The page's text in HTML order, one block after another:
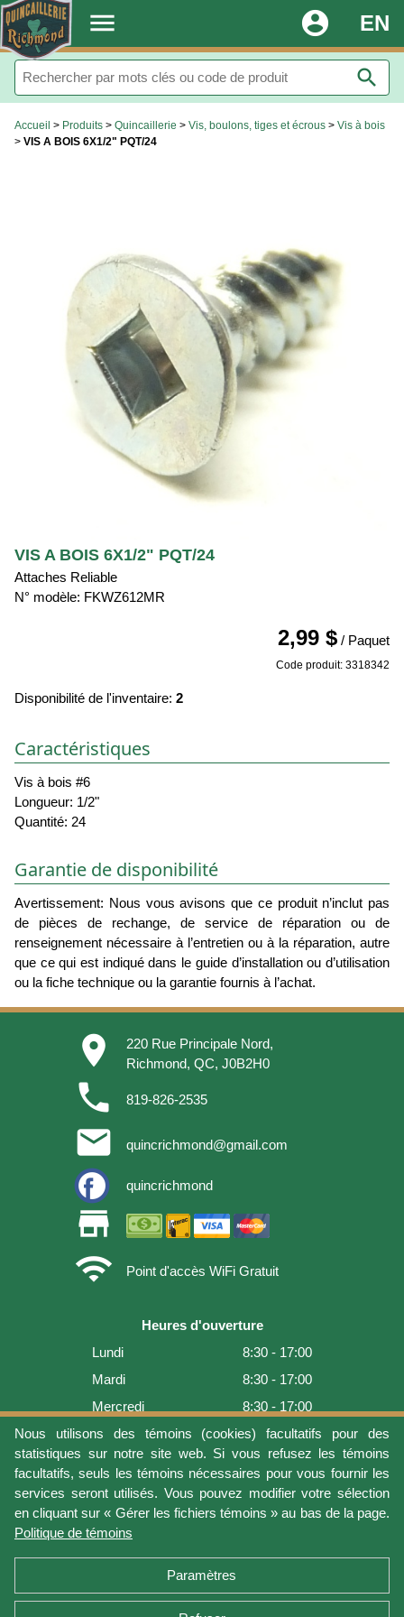
. menu EN
account_circle
search
Nous utilisons des témoins (cookies) facultatifs pour des
statistiques sur notre site web. Si vous refusez les témoins
facultatifs, seuls les témoins nécessaires pour vous fournir les
services seront utilisés. Vous pouvez modifier votre sélection
en cliquant sur « Gérer les fichiers témoins » au bas de la page.
Politique de témoins
Paramètres
Accueil > Produits > Quincaillerie > Vis, boulons, tiges et écrous > Vis à bois
> VIS A BOIS 6X1/2" PQT/24
VIS A BOIS 6X1/2" PQT/24
Attaches Reliable
N° modèle: FKWZ612MR
2,99 $ / Paquet
Code produit: 3318342
Disponibilité de l'inventaire: 2
Caractéristiques
Vis à bois #6
Longueur: 1/2"
Quantité: 24
Garantie de disponibilité
Avertissement: Nous vous avisons que ce produit n’inclut pas
de pièces de rechange, de service de réparation ou de
renseignement nécessaire à l’entretien ou à la réparation, autre
que ce qui est indiqué dans le guide d’installation ou d’utilisation
ou la fiche technique ou la garantie fournis à l’achat.
place
220 Rue Principale Nord,
Richmond, QC, J0B2H0
phone 819-826-2535
email quincrichmond@gmail.com
quincrichmond
store
wifi
Point d'accès WiFi Gratuit
Heures d'ouverture
Lundi
8:30 - 17:00
Mardi
8:30 - 17:00
Mercredi
8:30 - 17:00
Jeudi
8:30 - 17:00
Vendredi
8:30 - 17:00
Samedi
9:00 - 16:00
Dimanche
Fermé